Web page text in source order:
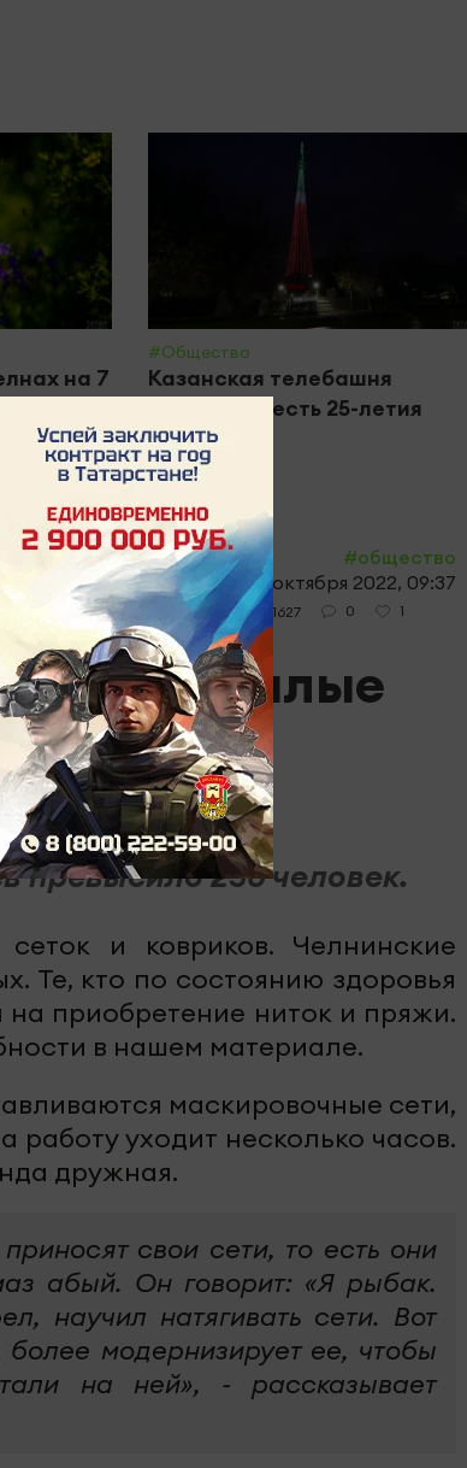
на 7
и
#Общество
Казанская телебашня
засияет в честь 25-летия
РТРС
#общество
28 октября 2022, 09:37
1627 0 1
вяжут теплые
превысило 250 человек.
и ковриков. Челнинские
Те, кто по состоянию здоровья
на приобретение ниток и пряжи.
в нашем материале.
маскировочные сети,
уходит несколько часов.
дружная.
свои сети, то есть они
абый. Он говорит: «Я рыбак.
научил натягивать сети. Вот
модернизирует ее, чтобы
на ней», - рассказывает